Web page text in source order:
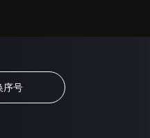
序号